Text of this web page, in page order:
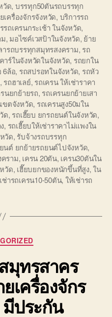
วัด, บรรทุก50ตันรถบรรทุก
ครื่องจักรจังหวัด, บริการรถ
รถเครนกระเช้า ในจังหวัด,
, มอไซค์เวสป้าในจังหวัด, ย้าย
ารถบรรทุกสมุทรสงคราม, รถ
าร์ในจังหวัดในจังหวัด, รถยกใน
6ล้อ, รถสปรอทในจังหวัด, รถหัว
, รถฮาเลย์, รถเครน ให้เช่าราคา
นยกย้ายรถ, รถเครนยกย้ายเสา
ขตจังหวัด, รถเครนสูง50มใน
ด, รถเฮี๊ยบ ยกรถยนต์ในจังหวัด,
, รถเฮี๊ยบให้เช่าราคาไม่แพงใน
วัด, รับจ้างรถบรรทุก
นต์ ยกย้ายรถยนต์ไปจังหวัด,
ราม, เครน 20ตัน, เครน30ตันใน
วัด, เฮี๊ยบยกของหนักขึ้นที่สูง,ใน
ช่ารถเครน10-50ตัน, ให้เช่ารถ
Categories
มุทรสาคร
เครื่องจักร
ประกัน